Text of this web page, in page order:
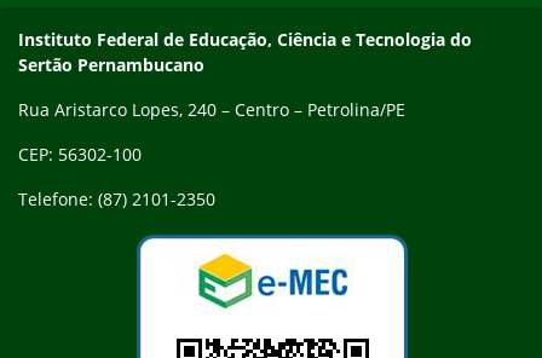
Endereço
Instituto Federal de Educação, Ciência e Tecnologia do
Sertão Pernambucano
Rua Aristarco Lopes, 240 – Centro – Petrolina/PE
CEP: 56302-100
Telefone: (87) 2101-2350